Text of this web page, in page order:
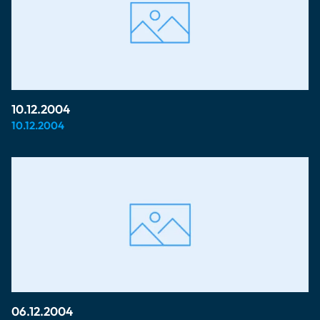
10.12.2004
10.12.2004
06.12.2004